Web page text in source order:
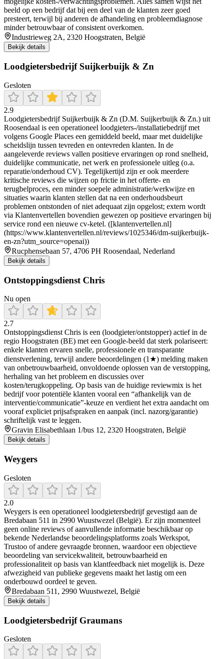
beeld op een bedrijf dat bij een deel van de klanten zeer goed
presteert, terwijl bij anderen de afhandeling en probleemdiagnose
minder betrouwbaar of consistent overkomen.
Industrieweg 2A, 2320 Hoogstraten, België
Bekijk details
Loodgietersbedrijf Suijkerbuijk & Zn
Gesloten
2.9
Loodgietersbedrijf Suijkerbuijk & Zn (D.M. Suijkerbuijk & Zn.) uit
Roosendaal is een operationeel loodgieters-/installatiebedrijf met
volgens Google Places een gemiddeld beeld, maar met duidelijke
scheidslijn tussen tevreden en ontevreden klanten. In de
aangeleverde reviews vallen positieve ervaringen op rond snelheid,
duidelijke communicatie, net werk en professionele uitleg (o.a.
reparatie/onderhoud CV). Tegelijkertijd zijn er ook meerdere
kritische reviews die wijzen op frictie in het offerte- en
terugbelproces, een minder soepele administratie/werkwijze en
situaties waarin klanten stellen dat na een onderhoudsbeurt
problemen ontstonden of niet adequaat zijn opgelost; extern wordt
via Klantenvertellen bovendien gewezen op positieve ervaringen bij
service rond een nieuwe cv-ketel. ([klantenvertellen.nl]
(https://www.klantenvertellen.nl/reviews/1025346/dm-suijkerbuijk-
en-zn?utm_source=openai))
Rucphensebaan 57, 4706 PH Roosendaal, Nederland
Bekijk details
Ontstoppingsdienst Chris
Nu open
2.7
Ontstoppingsdienst Chris is een (loodgieter/ontstopper) actief in de
regio Hoogstraten (BE) met een Google-beeld dat sterk polariseert:
enkele klanten ervaren snelle, professionele en transparante
dienstverlening, terwijl andere beoordelingen (1★) melding maken
van onbetrouwbaarheid, onvoldoende oplossen van de verstopping,
herhaling van het probleem en discussies over
kosten/terugkoppeling. Op basis van de huidige reviewmix is het
bedrijf voor potentiële klanten vooral een “afhankelijk van de
interventie/communicatie”-keuze en verdient het extra aandacht om
vooraf expliciet prijsafspraken en aanpak (incl. nazorg/garantie)
schriftelijk vast te leggen.
Gravin Elisabethlaan 1/bus 12, 2320 Hoogstraten, België
Bekijk details
Weygers
Gesloten
2.0
Weygers is een operationeel loodgietersbedrijf gevestigd aan de
Bredabaan 511 in 2990 Wuustwezel (België). Er zijn momenteel
geen online reviews of aanvullende informatie beschikbaar op
bekende Nederlandse beoordelingsplatforms zoals Werkspot,
Trustoo of andere gevraagde bronnen, waardoor een objectieve
beoordeling van servicekwaliteit, betrouwbaarheid en
professionaliteit op basis van klantfeedback niet mogelijk is. Deze
afwezigheid van publieke gegevens maakt het lastig om een
onderbouwd oordeel te geven.
Bredabaan 511, 2990 Wuustwezel, België
Bekijk details
Loodgietersbedrijf Graumans
Gesloten